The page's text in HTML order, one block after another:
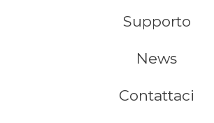
Supporto
News
Contattaci